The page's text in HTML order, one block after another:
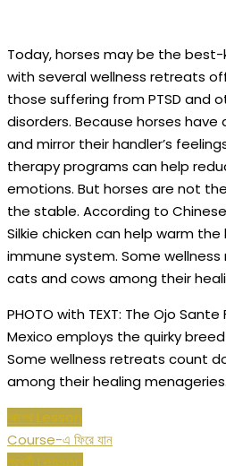
Today, horses may be the
with several wellness retreats
those suffering from PTSD and
disorders. Because horses
and mirror their handler’s
therapy programs can help
emotions. But horses are not
the stable. According to
Silkie chicken can help warm
immune system. Some
cats and cows among their
PHOTO with TEXT: The Ojo
Mexico employs the quirky
Some wellness retreats count
among their healing menageries.
আগের Lesson
Course-এ ফিরে যান
পরবর্তী Lesson